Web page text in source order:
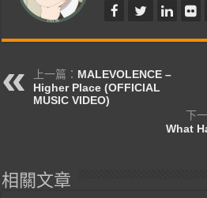
上一篇： MALEVOLENCE –
Higher Place (OFFICIAL
MUSIC VIDEO)
下
What
相關文章